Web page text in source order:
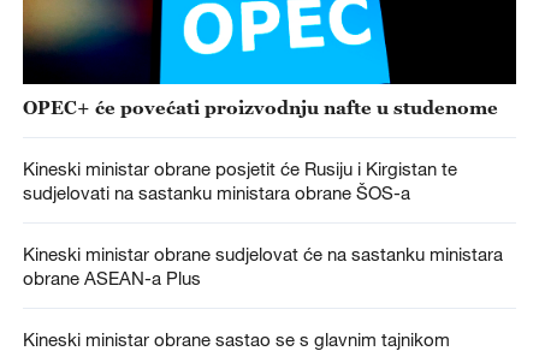
OPEC+ će povećati proizvodnju nafte u studenome
Kineski ministar obrane posjetit će Rusiju i Kirgistan te
sudjelovati na sastanku ministara obrane ŠOS-a
Kineski ministar obrane sudjelovat će na sastanku ministara
obrane ASEAN-a Plus
Kineski ministar obrane sastao se s glavnim tajnikom